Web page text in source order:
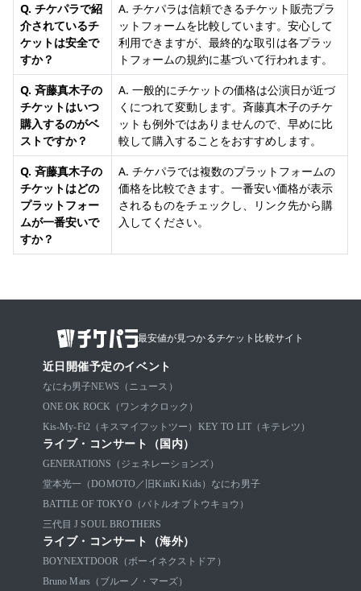
Q. チケパラで紹
介されているチ
ケットは安全で
すか？
A. チケパラは信頼できるチケット販売プラ
ットフォームを比較しています。安心して
利用できますが、最終的な取引は各プラッ
トフォームの規約に基づいて行われます。
Q. 斉藤真木子の
チケットはいつ
購入するのがベ
ストですか？
A. 一般的にチケットの価格は公演日が近づ
くにつれて変動します。斉藤真木子のチケ
ットも例外ではありませんので、早めに比
較して購入することをおすすめします。
Q. 斉藤真木子の
チケットはどの
プラットフォー
ムが一番安いで
すか？
A. チケパラでは複数のプラットフォームの
価格を比較できます。一番安い価格が表示
されるものをチェックし、リンク先から購
入してください。
最安値が見つかるチケット比較サイト
近日開催予定のイベント
なにわ男子NEWS（ニュース）
ONE OK ROCK（ワンオクロック）
Kis-My-Ft2（キスマイフットツー） KEY TO LIT（キテレツ）
ライブ・コンサート（国内）
GENERATIONS（ジェネレーションズ）
堂本光一（DOMOTO／旧KinKi Kids） なにわ男子
BATTLE OF TOKYO（バトルオブトウキョウ）
三代目 J SOUL BROTHERS
ライブ・コンサート（海外）
BOYNEXTDOOR（ボーイネクストドア）
Bruno Mars（ブルーノ・マーズ）